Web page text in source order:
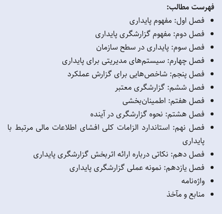
فهرست مطالب:
فصل اول: مفهوم پایداری
فصل دوم: مفهوم گزارشگری پایداری
فصل سوم: پایداری در سطح سازمان
فصل چهارم: سیستم‌های مدیریتی برای پایداری
فصل پنجم: شاخص‌هایی برای گزارش عملکرد
فصل ششم: گزارشگری معتبر
فصل هفتم: اطمینان‌بخشی
فصل هشتم: نحوه گزارشگری در آینده
فصل نهم: استاندارد الزامات کلی افشای اطلاعات مالی مرتبط با
پایداری
فصل دهم: نکاتی درباره ارائه اثربخش گزارشگری پایداری
فصل یازدهم: نمونه عملی گزارشگری پایداری
واژه‌نامه
منابع و مآخذ